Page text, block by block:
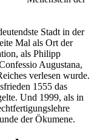
Stadt in der
Mal als Ort der
als Philipp
Augustana,
verlesen wurde.
1555 das
Und 1999, als in
der Ökumene.